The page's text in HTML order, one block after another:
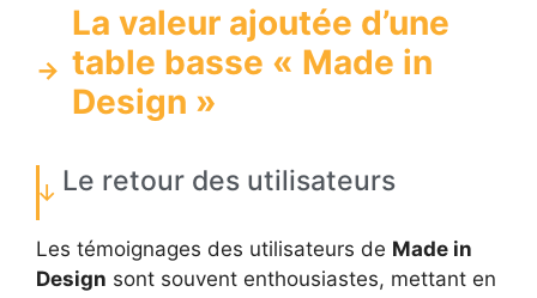
La valeur ajoutée d’une
table basse « Made in
Design »
Le retour des utilisateurs
Les témoignages des utilisateurs de Made in
Design sont souvent enthousiastes, mettant en